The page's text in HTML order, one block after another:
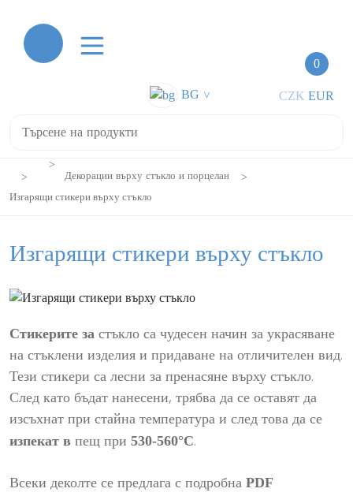
0
BG > CZK EUR
Декорации върху стъкло и порцелан
Изгарящи стикери върху стъкло
Изгарящи стикери върху стъкло
Стикерите за стъкло са чудесен начин за украсяване
на стъклени изделия и придаване на отличителен вид.
Тези стикери са лесни за пренасяне върху стъкло.
След като бъдат нанесени, трябва да се оставят да
изсъхнат при стайна температура и след това да се
изпекат в пещ при 530-560°C.
Всеки деколте се предлага с подробна PDF